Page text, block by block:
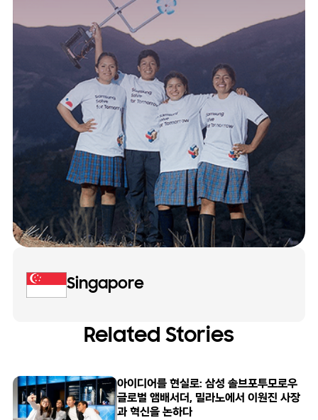
Singapore
Related Stories
아이디어를 현실로: 삼성 솔브포투모로우
글로벌 앰배서더, 밀라노에서 이원진 사장
과 혁신을 논하다